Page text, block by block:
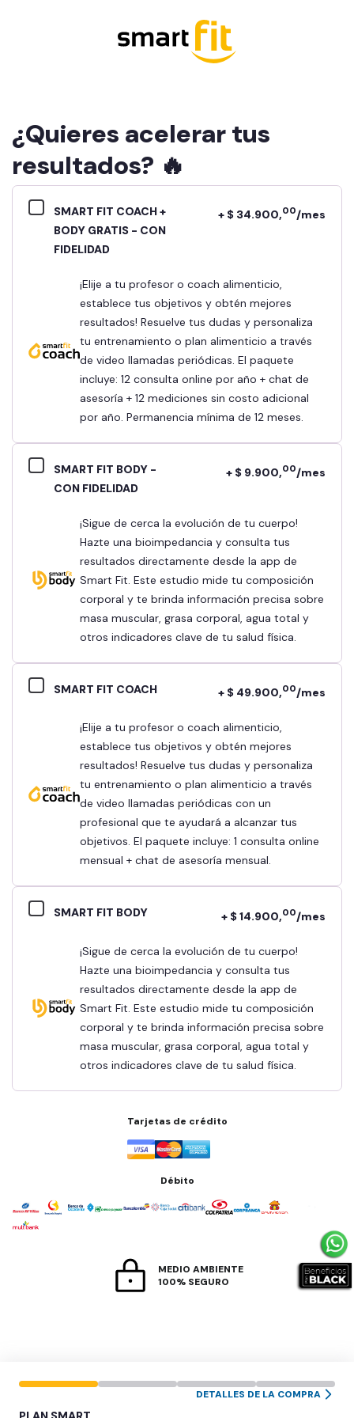
¿Quieres acelerar tus
resultados? 🔥
SMART FIT COACH +
BODY GRATIS - CON
FIDELIDAD
+ $ 34.900,00/mes
¡Elije a tu profesor o coach alimenticio,
establece tus objetivos y obtén mejores
resultados! Resuelve tus dudas y personaliza
tu entrenamiento o plan alimenticio a través
de video llamadas periódicas. El paquete
incluye: 12 consulta online por año + chat de
asesoría + 12 mediciones sin costo adicional
por año. Permanencia mínima de 12 meses.
SMART FIT BODY -
CON FIDELIDAD
+ $ 9.900,00/mes
¡Sigue de cerca la evolución de tu cuerpo!
Hazte una bioimpedancia y consulta tus
resultados directamente desde la app de
Smart Fit. Este estudio mide tu composición
corporal y te brinda información precisa sobre
masa muscular, grasa corporal, agua total y
otros indicadores clave de tu salud física.
SMART FIT COACH + $ 49.900,00/mes
¡Elije a tu profesor o coach alimenticio,
establece tus objetivos y obtén mejores
resultados! Resuelve tus dudas y personaliza
tu entrenamiento o plan alimenticio a través
de video llamadas periódicas con un
profesional que te ayudará a alcanzar tus
objetivos. El paquete incluye: 1 consulta online
mensual + chat de asesoría mensual.
SMART FIT BODY + $ 14.900,00/mes
¡Sigue de cerca la evolución de tu cuerpo!
Hazte una bioimpedancia y consulta tus
resultados directamente desde la app de
Smart Fit. Este estudio mide tu composición
corporal y te brinda información precisa sobre
masa muscular, grasa corporal, agua total y
otros indicadores clave de tu salud física.
DETALLES DE LA COMPRA
Tarjetas de crédito
Débito
MEDIO AMBIENTE
100% SEGURO